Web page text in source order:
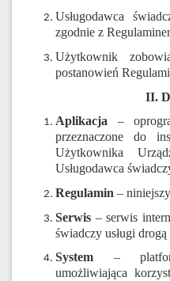
Usługodawca
zgodnie z
Użytkownik
postanowień
II.
Aplikacja –
przeznaczone do
Użytkownika
Usługodawca
Regulamin –
Serwis – serwis
świadczy usługi
System –
umożliwiająca